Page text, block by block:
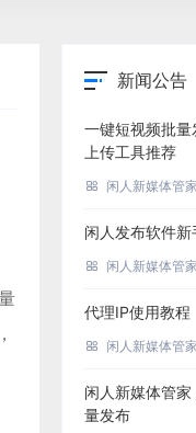
新闻公告
一键短视频批
上传工具推荐
闲人新媒体管家
闲人发布软件新
闲人新媒体管家
代理IP使用教程
闲人新媒体管家
闲人新媒体管
量发布